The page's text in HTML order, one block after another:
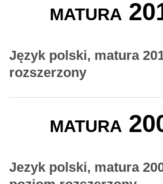
matura
Język polski, matura
rozszerzony
matura
Jezyk polski, matura